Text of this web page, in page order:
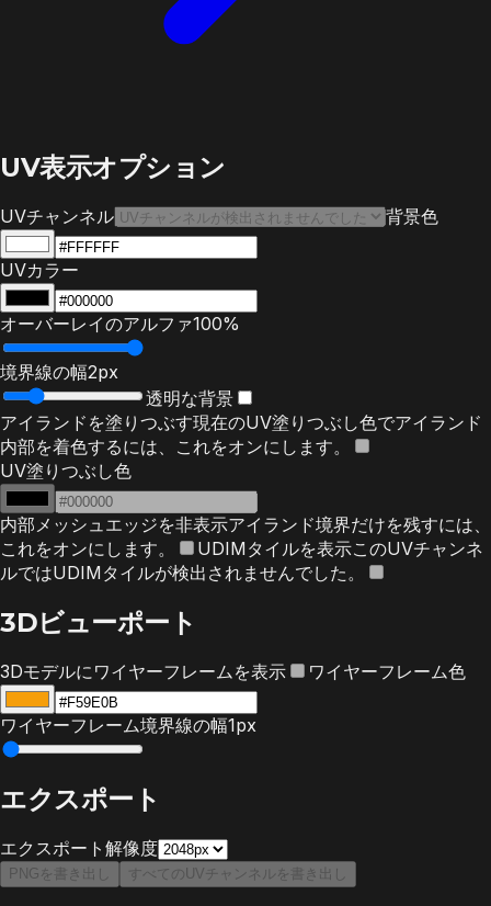
UV表示オプション
UVチャンネル 背景色
UVカラー
オーバーレイのアルファ100%
境界線の幅2px
透明な背景
アイランドを塗りつぶす現在のUV塗りつぶし色でアイランド
内部を着色するには、これをオンにします。
UV塗りつぶし色
内部メッシュエッジを非表示アイランド境界だけを残すには、
これをオンにします。
UDIMタイルを表示このUVチャンネ
ルではUDIMタイルが検出されませんでした。
3Dビューポート
3Dモデルにワイヤーフレームを表示 ワイヤーフレーム色
ワイヤーフレーム境界線の幅1px
エクスポート
エクスポート解像度
PNGを書き出し すべてのUVチャンネルを書き出し